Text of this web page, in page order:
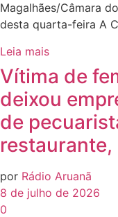
Magalhães/Câmara
desta quarta-feira A
Leia mais
Vítima de
deixou
de
por Rádio Aruanã
8 de julho de 2026
0